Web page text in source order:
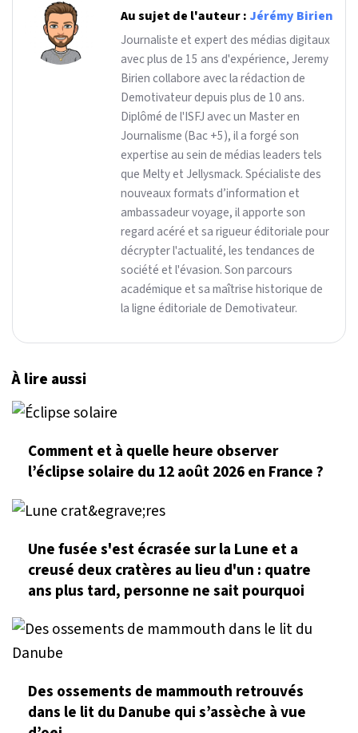
Au sujet de l'auteur : Jérémy Birien
Journaliste et expert des médias digitaux
avec plus de 15 ans d'expérience, Jeremy
Birien collabore avec la rédaction de
Demotivateur depuis plus de 10 ans.
Diplômé de l'ISFJ avec un Master en
Journalisme (Bac +5), il a forgé son
expertise au sein de médias leaders tels
que Melty et Jellysmack. Spécialiste des
nouveaux formats d’information et
ambassadeur voyage, il apporte son
regard acéré et sa rigueur éditoriale pour
décrypter l'actualité, les tendances de
société et l'évasion. Son parcours
académique et sa maîtrise historique de
la ligne éditoriale de Demotivateur.
À lire aussi
Comment et à quelle heure observer
l’éclipse solaire du 12 août 2026 en France ?
Une fusée s'est écrasée sur la Lune et a
creusé deux cratères au lieu d'un : quatre
ans plus tard, personne ne sait pourquoi
Des ossements de mammouth retrouvés
dans le lit du Danube qui s’assèche à vue